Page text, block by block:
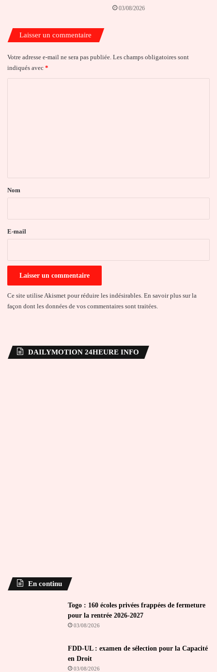
03/08/2026
Laisser un commentaire
Votre adresse e-mail ne sera pas publiée. Les champs obligatoires sont
indiqués avec *
a
e
Nom
E-mail
Ce site utilise Akismet pour réduire les indésirables. En savoir plus sur la
façon dont les données de vos commentaires sont traitées
DAILYMOTION 24HEURE INFO
En continu
Togo : 160 écoles privées frappées de fermeture
pour la rentrée 2026-2027
03/08/2026
FDD-UL : examen de sélection pour la Capacité
en Droit
03/08/2026